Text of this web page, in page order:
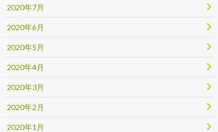
2020年7月
2020年6月
2020年5月
2020年4月
2020年3月
2020年2月
2020年1月